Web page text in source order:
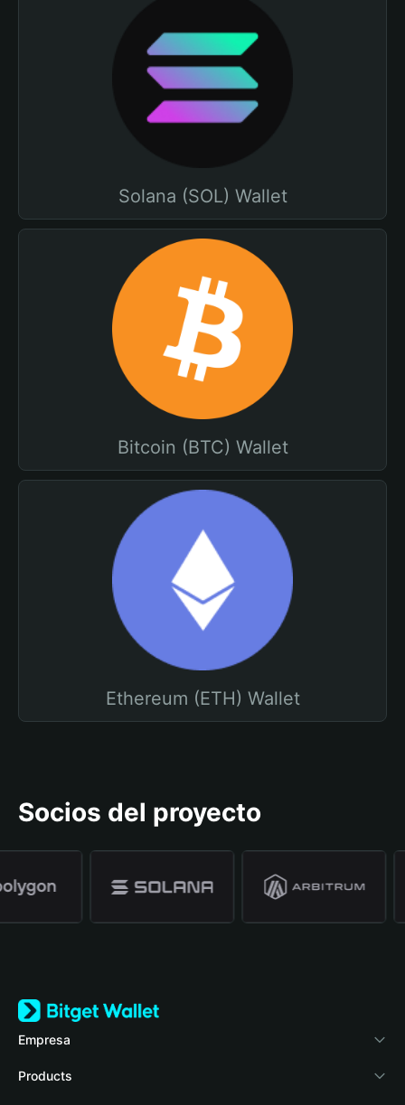
Solana (SOL) Wallet
Bitcoin (BTC) Wallet
Ethereum (ETH) Wallet
Socios del proyecto
Empresa
Acerca de Bitget Wallet
Products